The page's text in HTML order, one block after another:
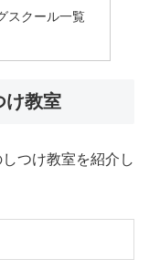
スクール一覧
け教室
つけ教室を紹介し